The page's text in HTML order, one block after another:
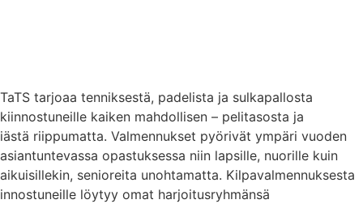
TaTS tarjoaa tenniksestä, padelista ja sulkapallosta
kiinnostuneille kaiken mahdollisen – pelitasosta ja
iästä riippumatta. Valmennukset pyörivät ympäri vuoden
asiantuntevassa opastuksessa niin lapsille, nuorille kuin
aikuisillekin, senioreita unohtamatta. Kilpavalmennuksesta
innostuneille löytyy omat harjoitusryhmänsä